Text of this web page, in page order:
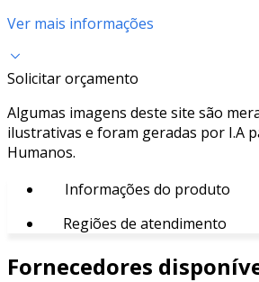
Ver mais informações
Solicitar orçamento
Algumas imagens deste site são
ilustrativas e foram geradas por I.A
Humanos.
Informações do produto
Regiões de atendimento
Fornecedores